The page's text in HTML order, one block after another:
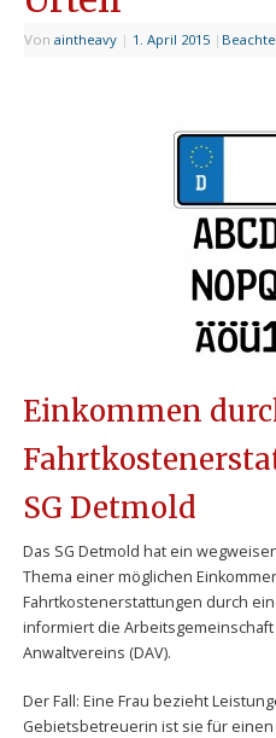
Von aintheavy | 1. April 2015 |
Einkommen
SG Detmold
Das SG Detmold hat ein
Thema einer möglichen
Fahrtkostenerstattungen durch
informiert die
Anwaltvereins (DAV).
Der Fall: Eine Frau bezieht
Gebietsbetreuerin ist sie für